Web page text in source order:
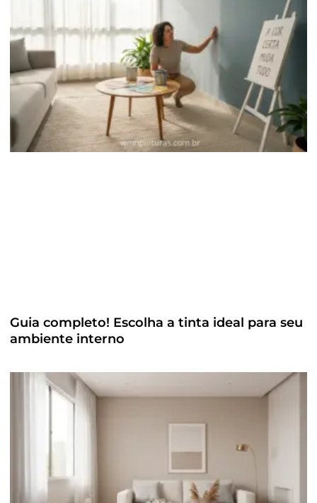
Guia completo! Escolha a tinta ideal para seu
ambiente interno